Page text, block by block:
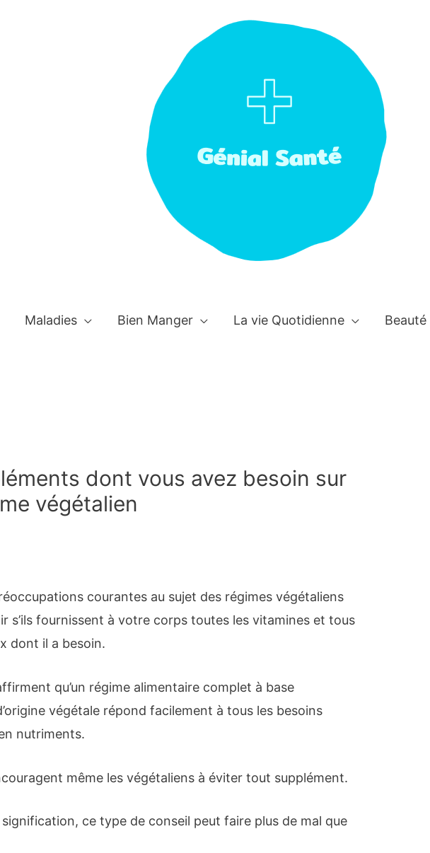
Maladies Bien Manger La vie Quotidienne Beauté
dont vous avez besoin sur
végétalien
courantes au sujet des régimes végétaliens
s’ils fournissent à votre corps toutes les vitamines et tous
dont il a besoin.
qu’un régime alimentaire complet à base
végétale répond facilement à tous les besoins
nutriments.
même les végétaliens à éviter tout supplément.
ce type de conseil peut faire plus de mal que